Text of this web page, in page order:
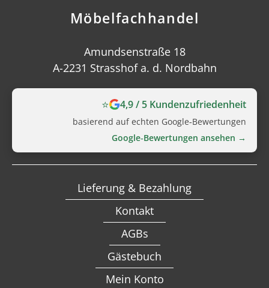
Möbelfachhandel
Amundsenstraße 18
A-2231 Strasshof a. d. Nordbahn
⭐ 4,9 / 5 Kundenzufriedenheit
basierend auf echten Google‑Bewertungen
Google‑Bewertungen ansehen →
Lieferung & Bezahlung
Kontakt
AGBs
Gästebuch
Mein Konto